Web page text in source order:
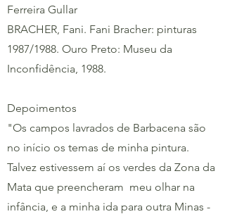
Ferreira Gullar
BRACHER, Fani. Fani Bracher: pinturas
1987/1988. Ouro Preto: Museu da
Inconfidência, 1988.
Depoimentos
"Os campos lavrados de Barbacena são
no início os temas de minha pintura.
Talvez estivessem aí os verdes da Zona da
Mata que preencheram meu olhar na
infância, e a minha ida para outra Minas -